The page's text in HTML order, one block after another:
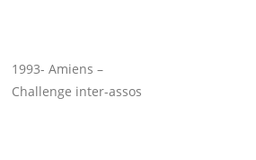
1993- Amiens –
Challenge inter-assos